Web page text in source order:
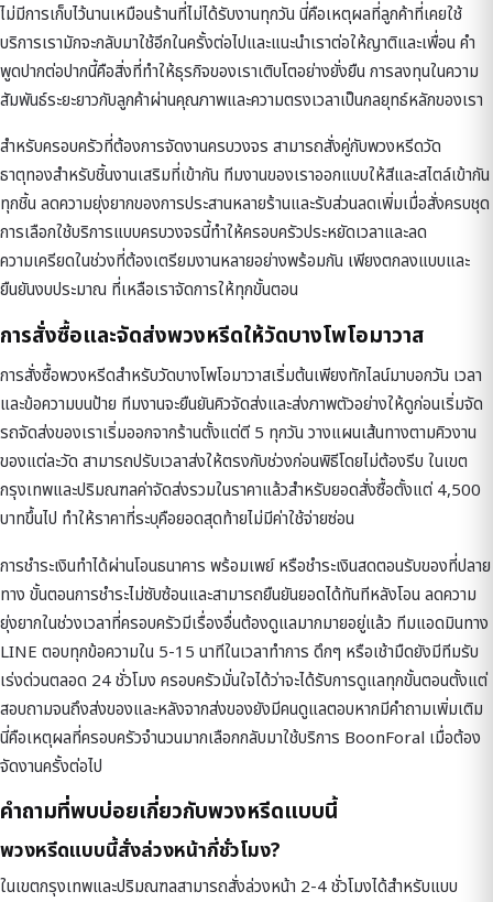
ไม่มีการเก็บไว้นานเหมือนร้านที่ไม่ได้รับงานทุกวัน นี่คือเหตุผลที่ลูกค้าที่เคยใช้
บริการเรามักจะกลับมาใช้อีกในครั้งต่อไปและแนะนำเราต่อให้ญาติและเพื่อน คำ
พูดปากต่อปากนี้คือสิ่งที่ทำให้ธุรกิจของเราเติบโตอย่างยั่งยืน การลงทุนในความ
สัมพันธ์ระยะยาวกับลูกค้าผ่านคุณภาพและความตรงเวลาเป็นกลยุทธ์หลักของเรา
สำหรับครอบครัวที่ต้องการจัดงานครบวงจร สามารถสั่งคู่กับพวงหรีดวัด
ธาตุทองสำหรับชิ้นงานเสริมที่เข้ากัน ทีมงานของเราออกแบบให้สีและสไตล์เข้ากัน
ทุกชิ้น ลดความยุ่งยากของการประสานหลายร้านและรับส่วนลดเพิ่มเมื่อสั่งครบชุด
การเลือกใช้บริการแบบครบวงจรนี้ทำให้ครอบครัวประหยัดเวลาและลด
ความเครียดในช่วงที่ต้องเตรียมงานหลายอย่างพร้อมกัน เพียงตกลงแบบและ
ยืนยันงบประมาณ ที่เหลือเราจัดการให้ทุกขั้นตอน
การสั่งซื้อและจัดส่งพวงหรีดให้วัดบางโพโอมาวาส
การสั่งซื้อพวงหรีดสำหรับวัดบางโพโอมาวาสเริ่มต้นเพียงทักไลน์มาบอกวัน เวลา
และข้อความบนป้าย ทีมงานจะยืนยันคิวจัดส่งและส่งภาพตัวอย่างให้ดูก่อนเริ่มจัด
รถจัดส่งของเราเริ่มออกจากร้านตั้งแต่ตี 5 ทุกวัน วางแผนเส้นทางตามคิวงาน
ของแต่ละวัด สามารถปรับเวลาส่งให้ตรงกับช่วงก่อนพิธีโดยไม่ต้องรีบ ในเขต
กรุงเทพและปริมณฑลค่าจัดส่งรวมในราคาแล้วสำหรับยอดสั่งซื้อตั้งแต่ 4,500
บาทขึ้นไป ทำให้ราคาที่ระบุคือยอดสุดท้ายไม่มีค่าใช้จ่ายซ่อน
การชำระเงินทำได้ผ่านโอนธนาคาร พร้อมเพย์ หรือชำระเงินสดตอนรับของที่ปลาย
ทาง ขั้นตอนการชำระไม่ซับซ้อนและสามารถยืนยันยอดได้ทันทีหลังโอน ลดความ
ยุ่งยากในช่วงเวลาที่ครอบครัวมีเรื่องอื่นต้องดูแลมากมายอยู่แล้ว ทีมแอดมินทาง
LINE ตอบทุกข้อความใน 5-15 นาทีในเวลาทำการ ดึกๆ หรือเช้ามืดยังมีทีมรับ
เร่งด่วนตลอด 24 ชั่วโมง ครอบครัวมั่นใจได้ว่าจะได้รับการดูแลทุกขั้นตอนตั้งแต่
สอบถามจนถึงส่งของและหลังจากส่งของยังมีคนดูแลตอบหากมีคำถามเพิ่มเติม
นี่คือเหตุผลที่ครอบครัวจำนวนมากเลือกกลับมาใช้บริการ BoonForal เมื่อต้อง
จัดงานครั้งต่อไป
คำถามที่พบบ่อยเกี่ยวกับพวงหรีดแบบนี้
พวงหรีดแบบนี้สั่งล่วงหน้ากี่ชั่วโมง?
ในเขตกรุงเทพและปริมณฑลสามารถสั่งล่วงหน้า 2-4 ชั่วโมงได้สำหรับแบบ